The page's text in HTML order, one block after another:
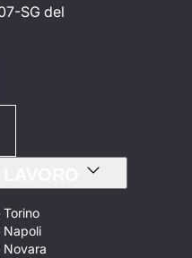
SG del
Napoli